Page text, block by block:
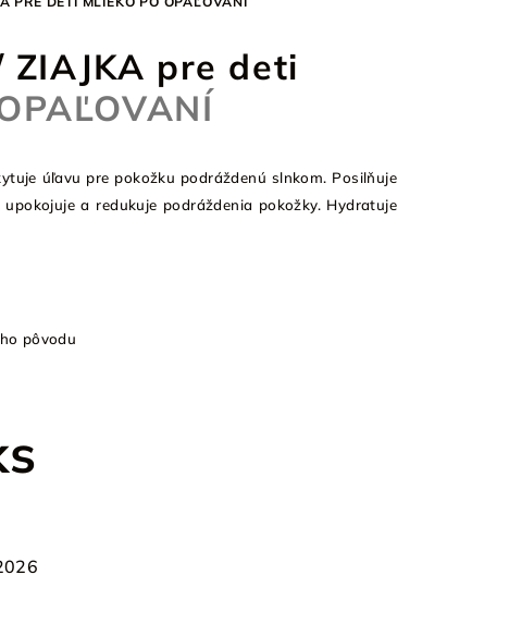
ZIAJKA pre deti
úľavu pre pokožku podráždenú slnkom. Posilňuje
a redukuje podráždenia pokožky. Hydratuje
pôvodu